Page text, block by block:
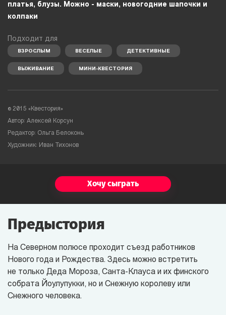
платья, блузы. Можно - маски, новогодние шапочки и
колпаки
Подходит для
ВЗРОСЛЫМ ВЕСЕЛЫЕ ДЕТЕКТИВНЫЕ
ВЫЖИВАНИЕ МИНИ-КВЕСТОРИЯ
© 2015 «Квестория»
Автор: Алексей Корсун
Редактор: Ольга Белоконь
Художник: Иван Тихонов
Хочу сыграть
Предыстория
На Северном полюсе проходит съезд работников
Нового года и Рождества. Здесь можно встретить
не только Деда Мороза, Санта-Клауса и их финского
собрата Йоулупукки, но и Снежную королеву или
Снежного человека.